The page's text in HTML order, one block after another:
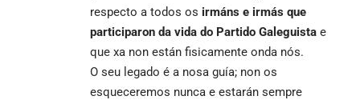
respecto a todos os irmáns e irmás que
participaron da vida do Partido Galeguista e
que xa non están fisicamente onda nós.
O seu legado é a nosa guía; non os
esqueceremos nunca e estarán sempre